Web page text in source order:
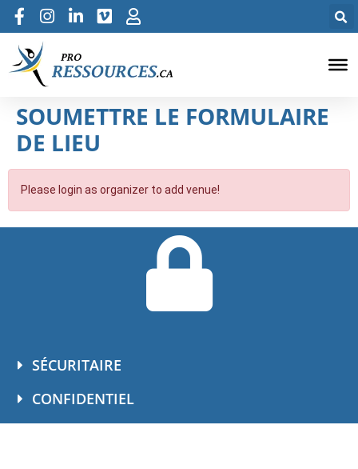
SOUMETTRE LE FORMULAIRE
DE LIEU
Please login as organizer to add venue!
SÉCURITAIRE
CONFIDENTIEL